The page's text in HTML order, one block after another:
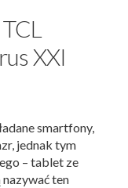
XXI
smartfony,
jednak tym
– tablet ze
ten